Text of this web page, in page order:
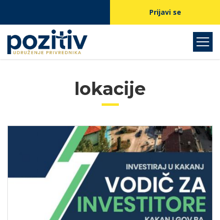
Prijavi se
lokacije